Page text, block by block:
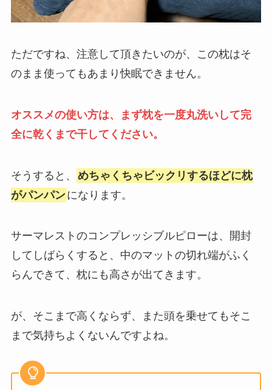
ただですね、注意して頂きたいのが、この枕はそ
のまま使ってもあまり快眠できません。
オススメの使い方は、まず枕を一度丸洗いして完
全に乾くまで干してください。
そうすると、
めちゃくちゃビックリするほどに枕
がパンパンになります。
サーマレストのコンプレッシブルピローは、開封
してしばらくすると、中のマットの切れ端がふく
らんできて、枕にも高さが出てきます。
が、そこまで高くならず、また頭を乗せてもそこ
まで気持ちよくないんですよね。